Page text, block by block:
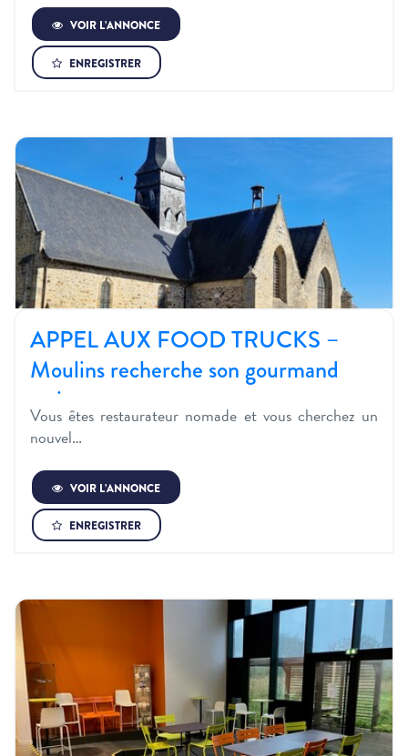
VOIR L’ANNONCE
ENREGISTRER
APPEL AUX FOOD TRUCKS –
Moulins recherche son gourmand
atti…
Vous êtes restaurateur nomade et vous cherchez un
nouvel…
VOIR L’ANNONCE
ENREGISTRER